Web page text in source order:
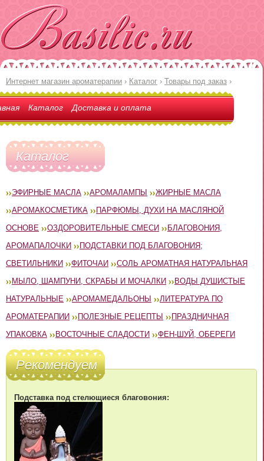
Интернет магазин ароматерапии › Каталог › Товары под заказ ›
Каталог Доставка и оплата
Каталог
ЭФИРНЫЕ МАСЛА АРОМАЛАМПЫ
ЖИРНЫЕ МАСЛА
АРОМАКОСМЕТИКА
ПАРФЮМЫ, ДУХИ НА МАСЛЯНОЙ
ОСНОВЕ
ОЗДОРОВИТЕЛЬНЫЕ СМЕСИ
БЛАГОВОНИЯ,
АРОМАПАЛОЧКИ
ПОДСТАВКИ ПОД БЛАГОВОНИЯ;
СВЕТИЛЬНИКИ
ФИТОЧАИ
СОЛЬ АРОМАТНАЯ НАТУРАЛЬНАЯ
МЫЛО, ШАМПУНИ, СКРАБЫ И МОЧАЛКИ
ВОДЫ ДУШИСТЫЕ
НАТУРАЛЬНЫЕ
АРОМАМЕДАЛЬОНЫ
ЛИТЕРАТУРА ПО
АРОМАТЕРАПИИ
ПОЛЕЗНЫЕ РЕЦЕПТЫ
ПРАЗДНИЧНАЯ
УПАКОВКА
ВОСТОЧНЫЕ СЛАДОСТИ ФЕН-ШУЙ, ОБЕРЕГИ
Рекомендуем
Подставка под стелющиеся благовония: